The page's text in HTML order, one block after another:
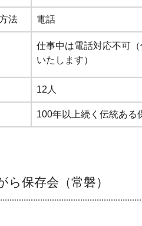
法 電話
仕事中は電話対応不可
いたします）
12人
100年以上続く伝統ある
ら保存会（常磐）